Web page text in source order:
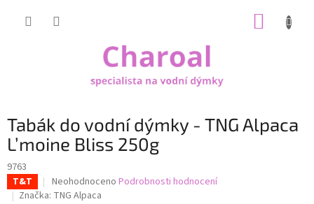
Tabák do vodní dýmky - TNG Alpaca
L’moine Bliss 250g
9763
T&T
Průměrné
hodnocení
Neohodnoceno Podrobnosti hodnocení
Značka: TNG Alpaca